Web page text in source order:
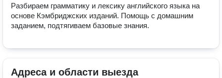
Разбираем грамматику и лексику английского языка на
основе Кэмбриджских изданий. Помощь с домашним
заданием, подтягиваем базовые знания.
Адреса и области выезда